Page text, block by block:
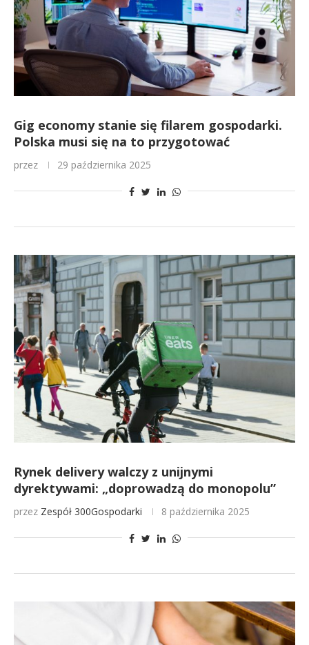
Gig economy stanie się filarem gospodarki.
Polska musi się na to przygotować
przez 29 października 2025
Rynek delivery walczy z unijnymi
dyrektywami: „doprowadzą do monopolu”
przez Zespół 300Gospodarki 8 października 2025